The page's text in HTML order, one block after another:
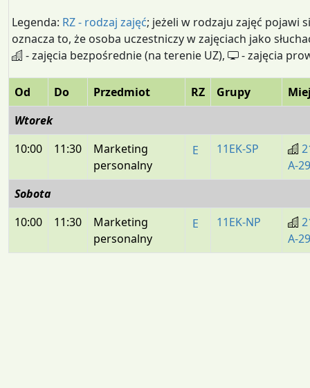
Legenda: RZ - rodzaj zajęć; jeżeli w rodzaju zajęć pojawi
oznacza to, że osoba uczestniczy w zajęciach jako
- zajęcia bezpośrednie (na terenie UZ),
- zajęcia
Od Do Przedmiot RZ Grupy
Wtorek
10:00
11:30
Marketing
personalny
E 11EK-SP
A-29
Sobota
10:00
11:30
Marketing
personalny
E 11EK-NP
A-29